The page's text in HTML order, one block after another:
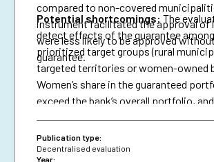
compared to non-covered
instrument facilitated the approval of
were less likely to be approved without
guarantee.
Potential shortcomings: The
detect effects of the guarantee among
prioritized target groups (rural
targeted territories or women-owned
Women’s share in the guaranteed
exceed the bank’s overall portfolio,
attributable effects were identified on
proportion of loans granted to women.
Publication type:
Decentralised evaluation
Year: